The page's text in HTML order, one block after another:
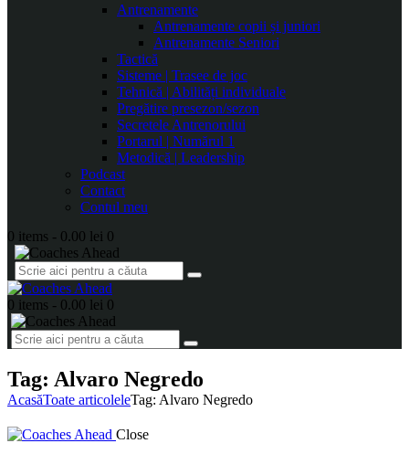
Antrenamente
Antrenamente copii și juniori
Antrenamente Seniori
Tactică
Sisteme | Trasee de joc
Tehnică | Abilități individuale
Pregătire presezon/sezon
Secretele Antrenorului
Portarul | Numărul 1
Metodică | Leadership
Podcast
Contact
Contul meu
0 items - 0.00 lei 0
0 items - 0.00 lei 0
Tag: Alvaro Negredo
AcasăToate articoleleTag: Alvaro Negredo
Close